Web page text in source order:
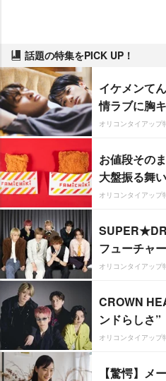
話題の特集をPICK UP！
イケメンて
情ラブに胸
オリコンタイアップ
お値段その
大盤振る舞い
オリコンタイアップ
フューチャ
オリコンタイアップ
CROWN
ンドらしさ”
オリコンタイアップ
【驚愕】メ